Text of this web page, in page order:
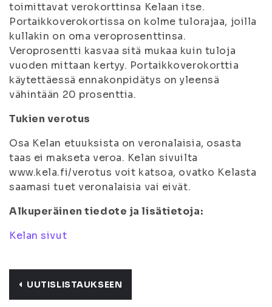
toimittavat verokorttinsa Kelaan itse.
Portaikkoverokortissa on kolme tulorajaa, joilla
kullakin on oma veroprosenttinsa.
Veroprosentti kasvaa sitä mukaa kuin tuloja
vuoden mittaan kertyy. Portaikkoverokorttia
käytettäessä ennakonpidätys on yleensä
vähintään 20 prosenttia.
Tukien verotus
Osa Kelan etuuksista on veronalaisia, osasta
taas ei makseta veroa. Kelan sivuilta
www.kela.fi/verotus voit katsoa, ovatko Kelasta
saamasi tuet veronalaisia vai eivät.
Alkuperäinen tiedote ja lisätietoja:
Kelan sivut
UUTISLISTAUKSEEN